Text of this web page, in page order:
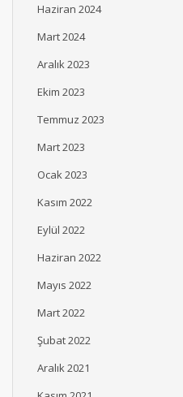
Haziran 2024
Mart 2024
Aralık 2023
Ekim 2023
Temmuz 2023
Mart 2023
Ocak 2023
Kasım 2022
Eylül 2022
Haziran 2022
Mayıs 2022
Mart 2022
Şubat 2022
Aralık 2021